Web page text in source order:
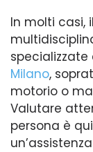
In molti casi,
Milano,
motorio o
Valutare
persona è